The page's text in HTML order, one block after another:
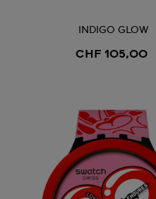
INDIGO GLOW
CHF 105,00